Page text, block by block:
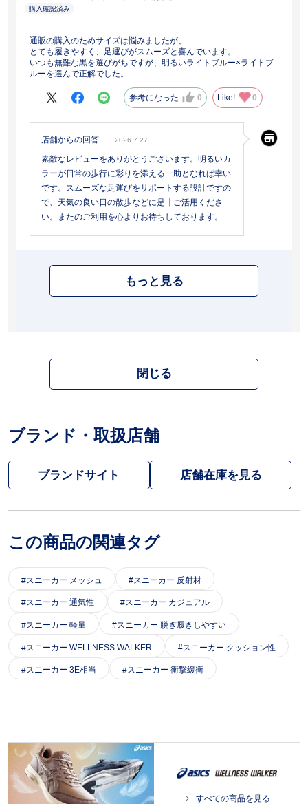
通販の購入のためサイズは悩みましたが、
とても履きやすく、足運びがスムーズと喜んでいます。
いつも無難な黒を選びがちですが、明るいライトブルー×ライトブ
ルーを選んで正解でした。
参考になった 0 Like! 0
店舗からの回答 2026.7.27
素敵なレビューをありがとうございます。明るいカ
ラーが日常の歩行に彩りを添える一助となれば幸い
です。スムーズな足運びをサポートする設計ですの
で、天気の良い日の散歩などに是非ご活用くださ
い。またのご利用を心よりお待ちしております。
もっと見る
閉じる
ブランド・取扱店舗
ブランドサイト
この商品の関連タグ
スニーカー メッシュ スニーカー 反射材
スニーカー 通気性 スニーカー カジュアル
スニーカー 軽量 スニーカー 脱ぎ履きしやすい
スニーカー WELLNESS WALKER スニーカー クッション性
スニーカー 3E相当 スニーカー 衝撃緩衝
すべての商品を見る